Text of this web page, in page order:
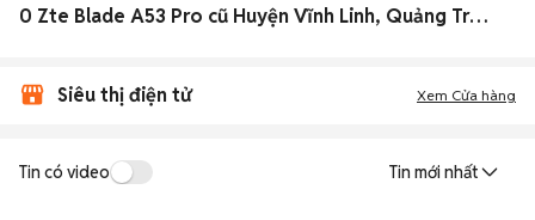
0 Zte Blade A53 Pro cũ Huyện Vĩnh Linh, Quảng Trị đẹp
Siêu thị điện tử Xem Cửa hàng
Tin có video Tin mới nhất